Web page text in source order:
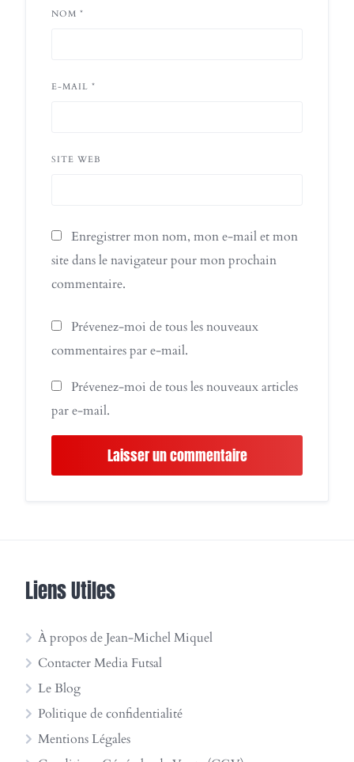
NOM *
E-MAIL *
SITE WEB
Enregistrer mon nom, mon e-mail et mon
site dans le navigateur pour mon prochain
commentaire.
Prévenez-moi de tous les nouveaux
commentaires par e-mail.
Prévenez-moi de tous les nouveaux articles
par e-mail.
Liens Utiles
À propos de Jean-Michel Miquel
Contacter Media Futsal
Le Blog
Politique de confidentialité
Mentions Légales